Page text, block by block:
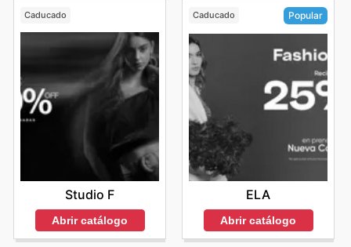
Caducado
Studio F
Abrir catálogo
Caducado Popular
ELA
Abrir catálogo